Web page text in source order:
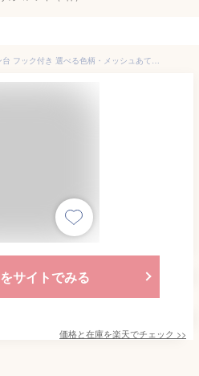
山崎実業 軽量人体型アイロン台 フック付き 選べる色柄・メッシュあて布｜折りたたみ コンパクト 軽い 軽量 アイロン掛け 人体型 引っ掛け 吊り下げ シンプル 猫 アルミ 北欧
サイトでみる
価格と在庫を楽天でチェック >>